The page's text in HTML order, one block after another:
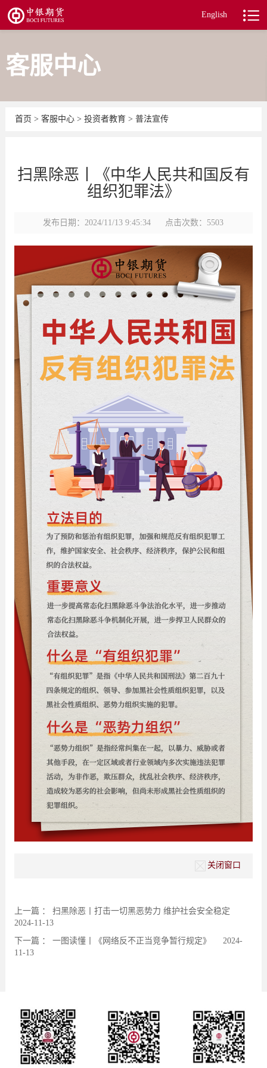
English
客服中心
首页 > 客服中心 > 投资者教育> 普法宣传
扫黑除恶丨《中华人民共和国反有
组织犯罪法》
发布日期：2024/11/13 9:45:34 点击次数：5503
关闭窗口
上一篇 ： 扫黑除恶丨打击一切黑恶势力 维护社会安全稳定
2024-11-13
下一篇 ： 一图读懂丨《网络反不正当竞争暂行规定》
2024-
11-13